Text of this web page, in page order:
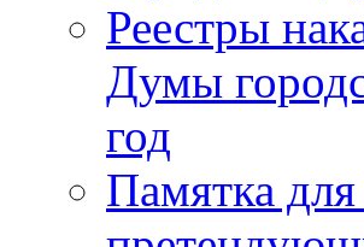
Реестры
Думы
год
Памятка